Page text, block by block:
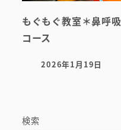
もぐもぐ教室＊鼻呼吸
コース
投稿日
2026年1月19日
検索